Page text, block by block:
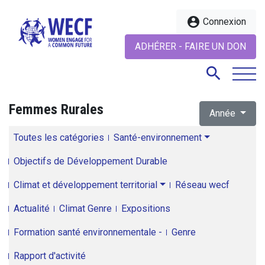
account_circle Connexion
ADHÉRER - FAIRE UN DON
search
Femmes Rurales Année
Toutes les catégories Santé-environnement
Objectifs de Développement Durable
Climat et développement territorial Réseau wecf
Actualité Climat Genre Expositions
Formation santé environnementale - Genre
Rapport d'activité